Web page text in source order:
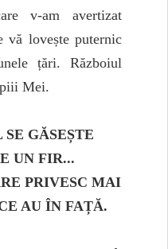
v-am avertizat
vă lovește puternic
țări. Războiul
Mei.
GĂSEȘTE
UN FIR...
PRIVESC MAI
AU ÎN FAȚĂ.